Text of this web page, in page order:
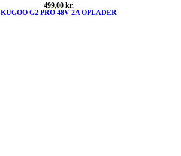
499,00 kr.
KUGOO G2 PRO 48V 2A OPLADER